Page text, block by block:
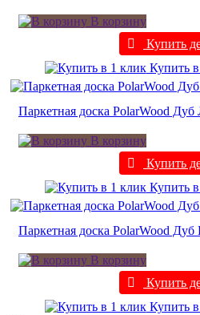
В корзину
Купить
Купить
Паркетная доска PolarWood Дуб
В корзину
Купить
Купить
Паркетная доска PolarWood Дуб
В корзину
Купить
Купить